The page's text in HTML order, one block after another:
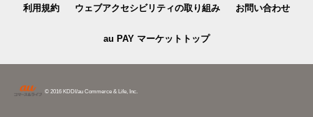
利用規約 ウェブアクセシビリティの取り組み お問い合わせ
au PAY マーケットトップ
© 2016 KDDI/au Commerce & Life, Inc.